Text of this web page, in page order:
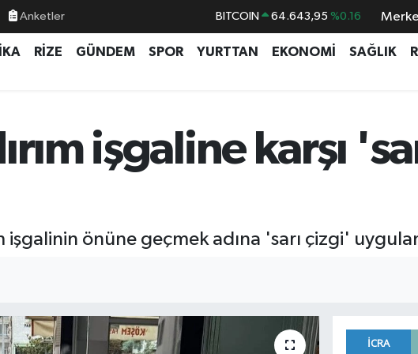
Anketler BITCOIN 64.643,95 %0.16
DOLAR 47,6704 %0
GRAM ALTIN %0.12
BİST100 13.799 %70
RİZE GÜNDEM SPOR YURTTAN EKONOMİ SAĞLIK
işgaline karşı
işgalinin önüne geçmek adına 'sarı çizgi'